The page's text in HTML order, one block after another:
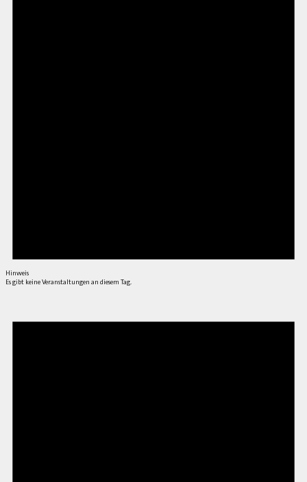
Hinweis
Es gibt keine Veranstaltungen an diesem Tag.